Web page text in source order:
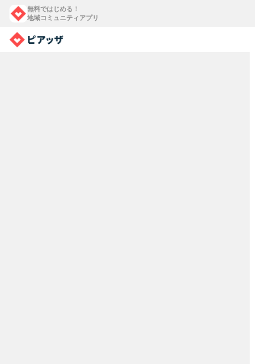
無料ではじめる！
地域コミュニティアプリ